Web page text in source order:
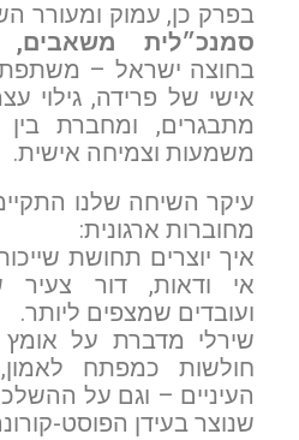
בפרק כן, עמוק ומעורר
סמנכ״לית
בחוצה ישראל – משתפת
אישי של פרידה, גילוי
מתבגרים, ומחברת
משמעות וצמיחה אישית.
עיקר השיחה שלנו
מחוברות ארגונית:
איך יוצרים תחושת
אי ודאות, דור
ועובדים שמצפים ליותר.
שירלי מדברת על אומץ
חולשות כמפתח
העיניים – וגם על
שנוצר בעידן הפוסט-